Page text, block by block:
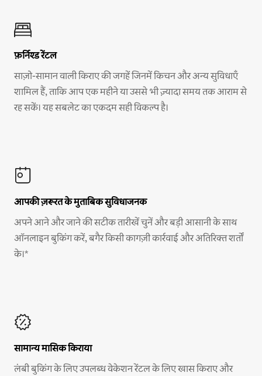
फ़र्निश्ड रेंटल
साज़ो-सामान वाली किराए की जगहें जिनमें किचन और अन्य सुविधाएँ
शामिल हैं, ताकि आप एक महीने या उससे भी ज़्यादा समय तक आराम से
रह सकें। यह सबलेट का एकदम सही विकल्प है।
आपकी ज़रूरत के मुताबिक सुविधाजनक
अपने आने और जाने की सटीक तारीखें चुनें और बड़ी आसानी के साथ
ऑनलाइन बुकिंग करें, बगैर किसी कागज़ी कार्रवाई और अतिरिक्त शर्तों
के।*
सामान्य मासिक किराया
लंबी बुकिंग के लिए उपलब्ध वेकेशन रेंटल के लिए खास किराए और